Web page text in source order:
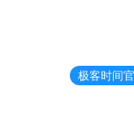
极客时间